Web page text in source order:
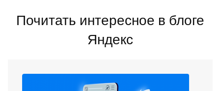
Почитать интересное в блоге
Яндекс